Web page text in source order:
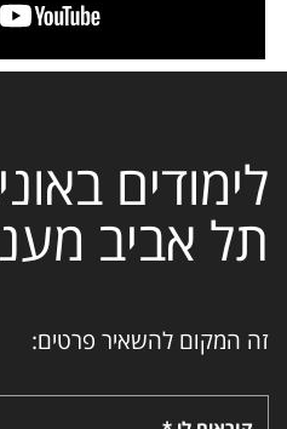
לימודים
תל אביב
זה המקום להשאיר פרטים: